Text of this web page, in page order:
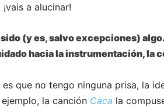
a alucinar!
(y es, salvo excepciones)
hacia la instrumentación, la
que no tengo ninguna prisa, la
la canción Caca la